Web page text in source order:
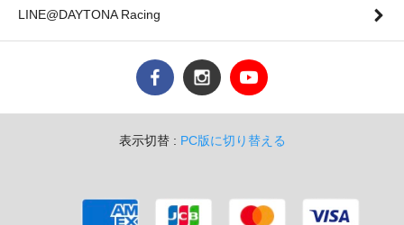
LINE@DAYTONA Racing
表示切替 : PC版に切り替える